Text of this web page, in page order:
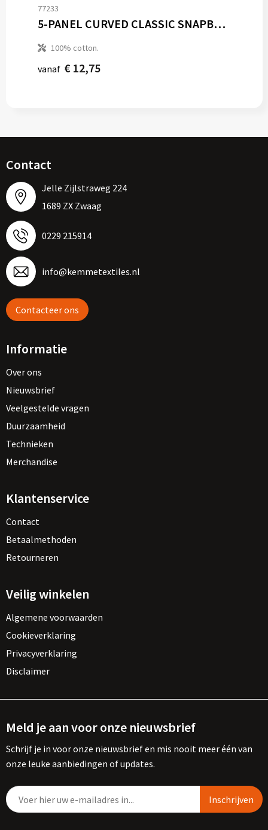
77233
5-PANEL CURVED CLASSIC SNAPBACK
100% cotton.
vanaf € 12,75
Contact
Jelle Zijlstraweg 224
1689 ZX Zwaag
0229 215914
info@kemmetextiles.nl
Contacteer ons
Informatie
Over ons
Nieuwsbrief
Veelgestelde vragen
Duurzaamheid
Technieken
Merchandise
Klantenservice
Contact
Betaalmethoden
Retourneren
Veilig winkelen
Algemene voorwaarden
Cookieverklaring
Privacyverklaring
Disclaimer
Meld je aan voor onze nieuwsbrief
Schrijf je in voor onze nieuwsbrief en mis nooit meer één van
onze leuke aanbiedingen of updates.